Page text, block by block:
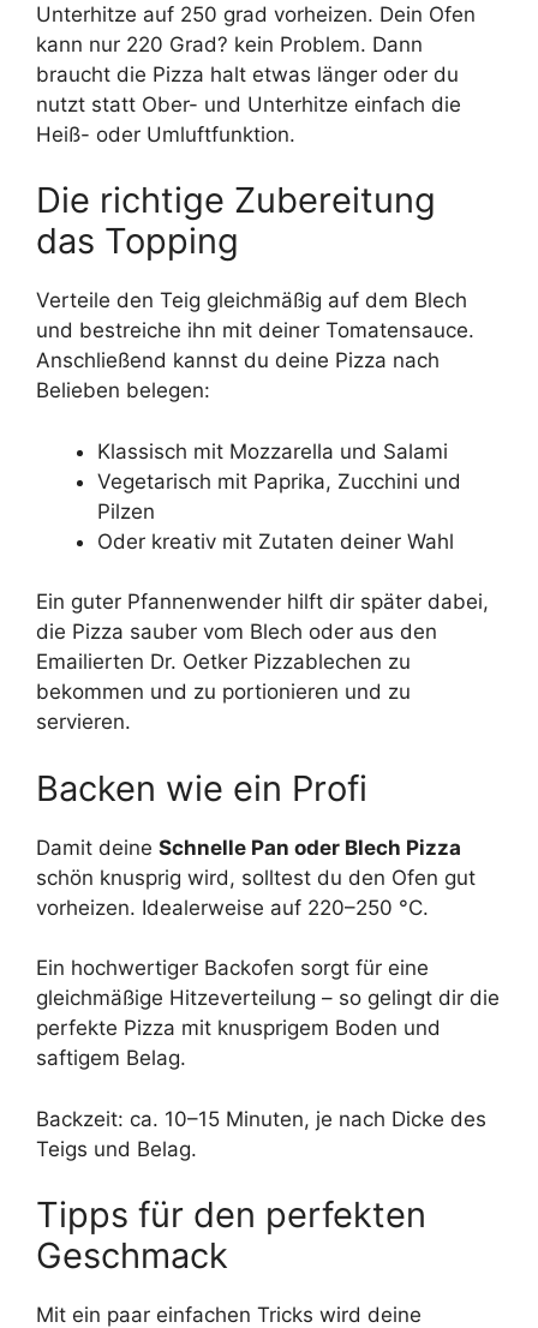
Unterhitze auf 250 grad vorheizen. Dein Ofen
kann nur 220 Grad? kein Problem. Dann
braucht die Pizza halt etwas länger oder du
nutzt statt Ober- und Unterhitze einfach die
Heiß- oder Umluftfunktion.
Die richtige Zubereitung
das Topping
Verteile den Teig gleichmäßig auf dem Blech
und bestreiche ihn mit deiner Tomatensauce.
Anschließend kannst du deine Pizza nach
Belieben belegen:
Klassisch mit Mozzarella und Salami
Vegetarisch mit Paprika, Zucchini und
Pilzen
Oder kreativ mit Zutaten deiner Wahl
Ein guter Pfannenwender hilft dir später dabei,
die Pizza sauber vom Blech oder aus den
Emailierten Dr. Oetker Pizzablechen zu
bekommen und zu portionieren und zu
servieren.
Backen wie ein Profi
Damit deine Schnelle Pan oder Blech Pizza
schön knusprig wird, solltest du den Ofen gut
vorheizen. Idealerweise auf 220–250 °C.
Ein hochwertiger Backofen sorgt für eine
gleichmäßige Hitzeverteilung – so gelingt dir die
perfekte Pizza mit knusprigem Boden und
saftigem Belag.
Backzeit: ca. 10–15 Minuten, je nach Dicke des
Teigs und Belag.
Tipps für den perfekten
Geschmack
Mit ein paar einfachen Tricks wird deine